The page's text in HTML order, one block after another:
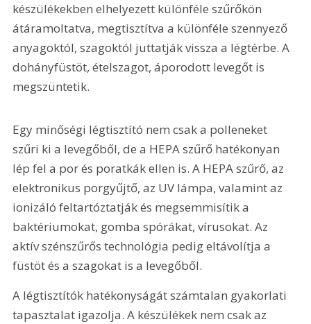
készülékekben elhelyezett különféle szűrőkön
átáramoltatva, megtisztítva a különféle szennyező
anyagoktól, szagoktól juttatják vissza a légtérbe. A
dohányfüstöt, ételszagot, áporodott levegőt is
megszüntetik.
Egy minőségi légtisztító nem csak a polleneket
szűri ki a levegőből, de a HEPA szűrő hatékonyan
lép fel a por és poratkák ellen is. A HEPA szűrő, az
elektronikus porgyűjtő, az UV lámpa, valamint az
ionizáló feltartóztatják és megsemmisítik a
baktériumokat, gomba spórákat, vírusokat. Az
aktív szénszűrős technológia pedig eltávolítja a
füstöt és a szagokat is a levegőből.
A légtisztítók hatékonyságát számtalan gyakorlati
tapasztalat igazolja. A készülékek nem csak az